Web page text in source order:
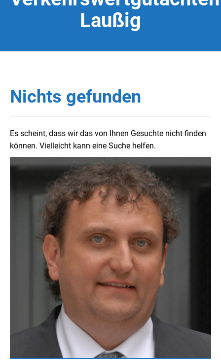
Laußig
Nichts gefunden
Es scheint, dass wir das von Ihnen Gesuchte nicht finden
können. Vielleicht kann eine Suche helfen.